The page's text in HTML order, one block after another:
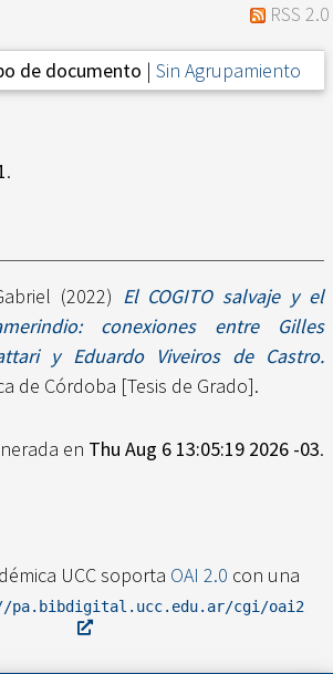
RSS 2.0
de documento | Sin Agrupamiento
.
(2022) El COGITO salvaje y el
conexiones entre Gilles
y Eduardo Viveiros de Castro.
de Córdoba [Tesis de Grado].
en Thu Aug 6 13:05:19 2026 -03.
UCC soporta OAI 2.0 con una
pa.bibdigital.ucc.edu.ar/cgi/oai2